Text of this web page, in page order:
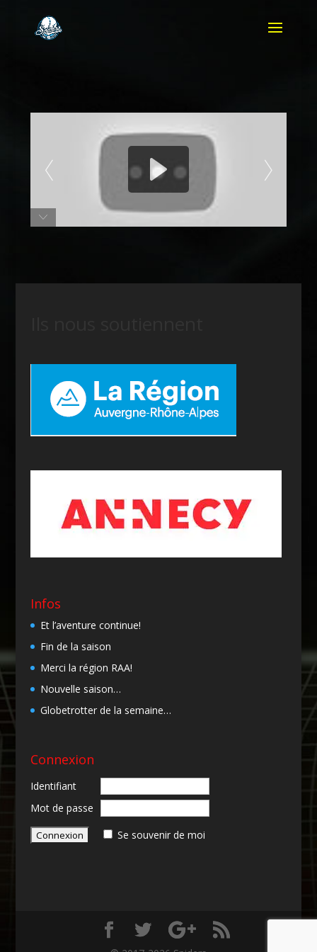
Infos
Et l’aventure continue!
Fin de la saison
Merci la région RAA!
Nouvelle saison…
Globetrotter de la semaine…
Connexion
Identifiant
Mot de passe
Se souvenir de moi